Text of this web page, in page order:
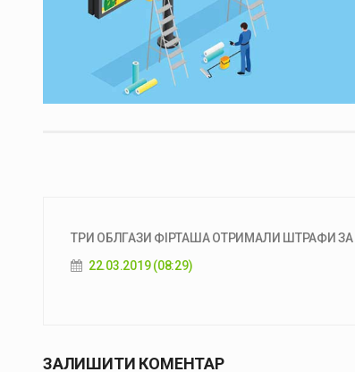
ТРИ ОБЛГАЗИ ФІРТАША ОТРИМАЛИ ШТРАФИ
22.03.2019 (08:29)
ЗАЛИШИТИ КОМЕНТАР